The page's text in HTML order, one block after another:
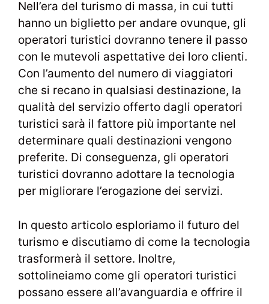
Nell’era del turismo di massa, in cui tutti
hanno un biglietto per andare ovunque, gli
operatori turistici dovranno tenere il passo
con le mutevoli aspettative dei loro clienti.
Con l’aumento del numero di viaggiatori
che si recano in qualsiasi destinazione, la
qualità del servizio offerto dagli operatori
turistici sarà il fattore più importante nel
determinare quali destinazioni vengono
preferite. Di conseguenza, gli operatori
turistici dovranno adottare la tecnologia
per migliorare l’erogazione dei servizi.
In questo articolo esploriamo il futuro del
turismo e discutiamo di come la tecnologia
trasformerà il settore. Inoltre,
sottolineiamo come gli operatori turistici
possano essere all’avanguardia e offrire il